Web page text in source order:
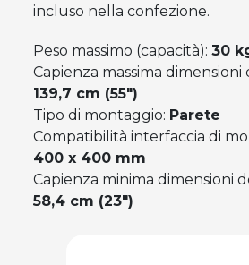
incluso nella confezione.
Peso massimo (capacità):30
Capienza massima
139,7 cm (55")
Tipo di montaggio: Parete
Compatibilità interfaccia di
400 x 400 mm
Capienza minima dimensioni
58,4 cm (23")